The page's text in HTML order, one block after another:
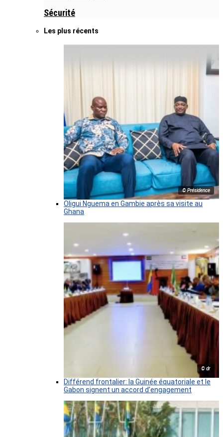
Sécurité
Les plus récents
© Présidence
Oligui Nguema en Gambie après sa visite au
Ghana
© dr
Différend frontalier: la Guinée équatoriale et le
Gabon signent un accord d’engagement